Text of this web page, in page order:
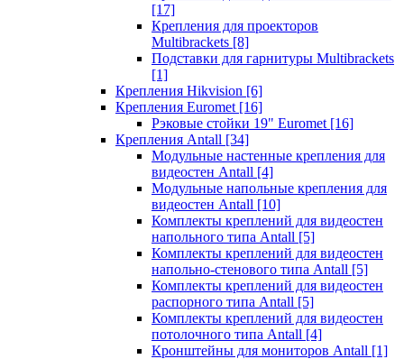
[17]
Крепления для проекторов
Multibrackets [8]
Подставки для гарнитуры Multibrackets
[1]
Крепления Hikvision [6]
Крепления Euromet [16]
Рэковые стойки 19" Euromet [16]
Крепления Antall [34]
Модульные настенные крепления для
видеостен Antall [4]
Модульные напольные крепления для
видеостен Antall [10]
Комплекты креплений для видеостен
напольного типа Antall [5]
Комплекты креплений для видеостен
напольно-стенового типа Antall [5]
Комплекты креплений для видеостен
распорного типа Antall [5]
Комплекты креплений для видеостен
потолочного типа Antall [4]
Кронштейны для мониторов Antall [1]